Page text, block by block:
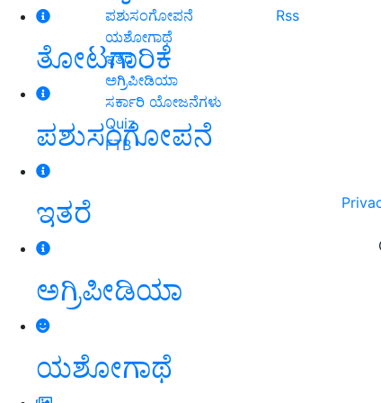
ತೋಟಗಾರಿಕೆ
ಪಶುಸಂಗೋಪನೆ
ಇತರೆ
ಅಗ್ರಿಪೀಡಿಯಾ
ಯಶೋಗಾಥೆ
ಪಶುಸಂಗೋಪನೆ
ಯಶೋಗಾಥೆ
ಇತರೆ
ಅಗ್ರಿಪೀಡಿಯಾ
ಸರ್ಕಾರಿ ಯೋಜನೆಗಳು
Quiz
FTB
Rss